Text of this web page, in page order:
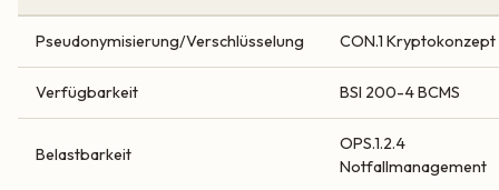
Pseudonymisierung/Verschlüsselung CON.1 Kryptokonzept
Verfügbarkeit BSI 200-4 BCMS
Belastbarkeit
OPS.1.2.4
Notfallmanagement